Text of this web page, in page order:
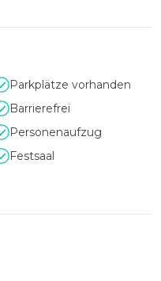
Parkplätze vorhanden
Barrierefrei
Personenaufzug
Festsaal